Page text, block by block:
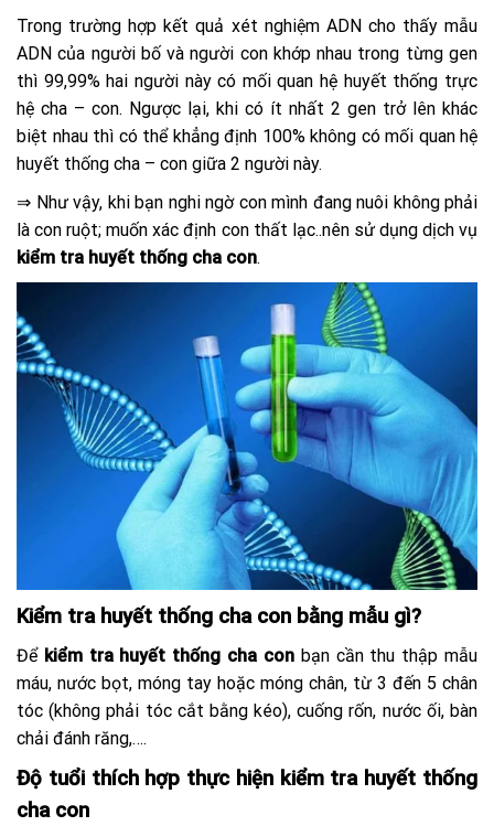
Trong trường hợp kết quả xét nghiệm ADN cho thấy mẫu
ADN của người bố và người con khớp nhau trong từng gen
thì 99,99% hai người này có mối quan hệ huyết thống trực
hệ cha – con. Ngược lại, khi có ít nhất 2 gen trở lên khác
biệt nhau thì có thể khẳng định 100% không có mối quan hệ
huyết thống cha – con giữa 2 người này.
⇒ Như vậy, khi bạn nghi ngờ con mình đang nuôi không phải
là con ruột; muốn xác định con thất lạc..nên sử dụng dịch vụ
kiểm tra huyết thống cha con.
Kiểm tra huyết thống cha con bằng mẫu gì?
Để kiểm tra huyết thống cha conbạn cần thu thập mẫu
máu, nước bọt, móng tay hoặc móng chân, từ 3 đến 5 chân
tóc (không phải tóc cắt bằng kéo), cuống rốn, nước ối, bàn
chải đánh răng,….
Độ tuổi thích hợp thực hiện kiểm tra huyết thống
cha con